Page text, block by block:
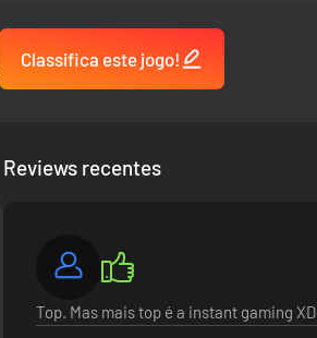
Classifica este jogo!
Reviews recentes
Top. Mas mais top é a instant gaming XD